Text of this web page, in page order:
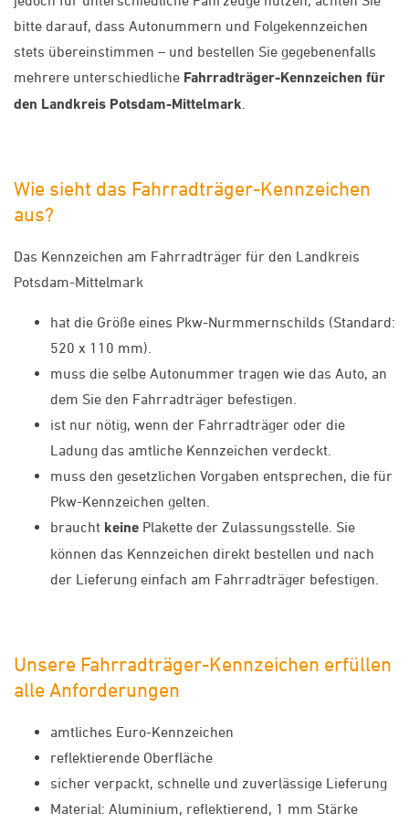
bitte darauf, dass Autonummern und Folgekennzeichen
stets übereinstimmen – und bestellen Sie gegebenenfalls
mehrere unterschiedliche Fahrradträger-Kennzeichen für
den Landkreis Potsdam-Mittelmark
Wie sieht das Fahrradträger-Kennzeichen
aus?
Das Kennzeichen am Fahrradträger für den Landkreis
Potsdam-Mittelmark
hat die Größe eines Pkw-Nurmmernschilds (Standard:
520 x 110 mm).
muss die selbe Autonummer tragen wie das Auto, an
dem Sie den Fahrradträger befestigen.
ist nur nötig, wenn der Fahrradträger oder die
Ladung das amtliche Kennzeichen verdeckt.
muss den gesetzlichen Vorgaben entsprechen, die für
Pkw-Kennzeichen gelten.
braucht keine Plakette der Zulassungsstelle. Sie
können das Kennzeichen direkt bestellen und nach
der Lieferung einfach am Fahrradträger befestigen.
Unsere Fahrradträger-Kennzeichen erfüllen
alle Anforderungen
amtliches Euro-Kennzeichen
reflektierende Oberfläche
sicher verpackt, schnelle und zuverlässige Lieferung
Material: Aluminium, reflektierend, 1 mm Stärke